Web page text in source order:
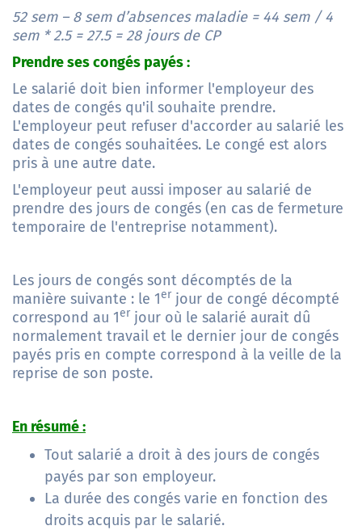
52 sem – 8 sem d’absences maladie = 44 sem / 4
sem * 2.5 = 27.5 = 28 jours de CP
Prendre ses congés payés :
Le salarié doit bien informer l'employeur des
dates de congés qu'il souhaite prendre.
L'employeur peut refuser d'accorder au salarié les
dates de congés souhaitées. Le congé est alors
pris à une autre date.
L'employeur peut aussi imposer au salarié de
prendre des jours de congés (en cas de fermeture
temporaire de l'entreprise notamment).
Les jours de congés sont décomptés de la
manière suivante : le 1er jour de congé décompté
correspond au 1er jour où le salarié aurait dû
normalement travail et le dernier jour de congés
payés pris en compte correspond à la veille de la
reprise de son poste.
En résumé :
Tout salarié a droit à des jours de congés
payés par son employeur.
La durée des congés varie en fonction des
droits acquis par le salarié.